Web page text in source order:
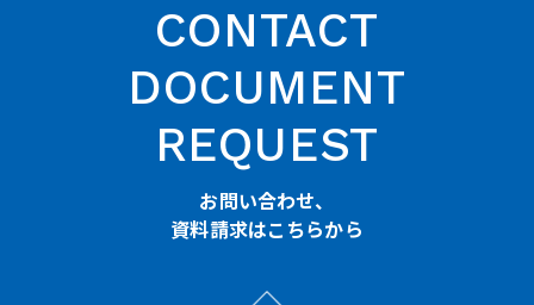
CONTACT
DOCUMENT
REQUEST
お問い合わせ、
資料請求はこちらから